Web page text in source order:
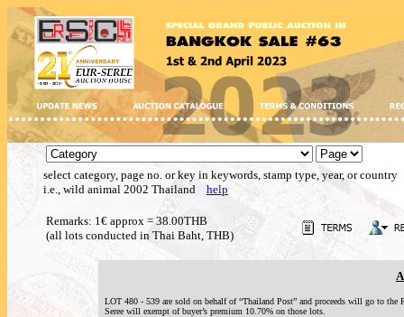
select category, page no. or key in keywords, stamp type, year, or country
i.e., wild animal 2002 Thailand help
Remarks: 1€ approx = 38.00THB
(all lots conducted in Thai Baht, THB)
LOT 480 - 539 are sold on behalf of “Thailand Post” and proceeds will go to
Seree will exempt of buyer’s premium 10.70% on those lots.